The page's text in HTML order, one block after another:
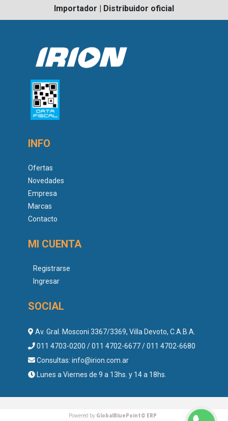
Importador | Distribuidor oficial
INFO
Ofertas
Novedades
Empresa
Marcas
Contacto
MI CUENTA
Registrarse
Ingresar
SOCIAL
Av. Gral. Mosconi 3367/3369, Villa Devoto, C.A.B.A.
011 4703-0200 / 011 4702-6677 / 011 4702-6680
Consultas: info@irion.com.ar
Lunes a Viernes de 9 a 13hs. y 14 a 18hs.
Powered by GlobalBluePoint© ERP